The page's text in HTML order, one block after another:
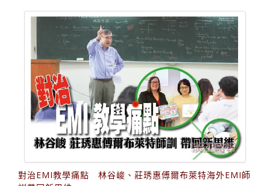
對治EMI教學痛點 林谷峻、莊琇惠傅爾布萊特海外EMI師